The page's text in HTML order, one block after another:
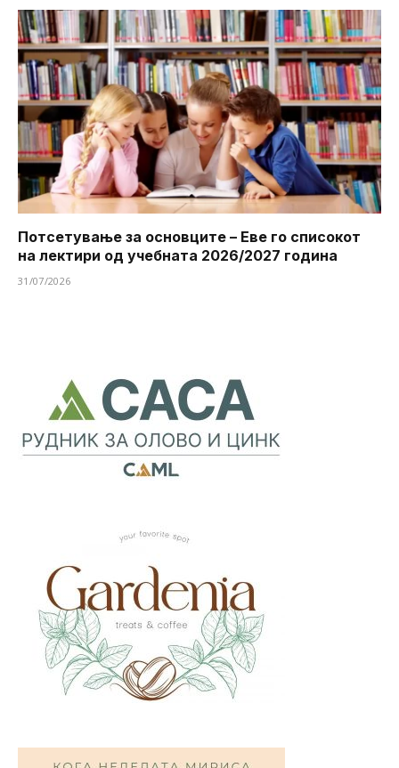
Потсетување за основците – Еве го списокот
на лектири од учебната 2026/2027 година
31/07/2026